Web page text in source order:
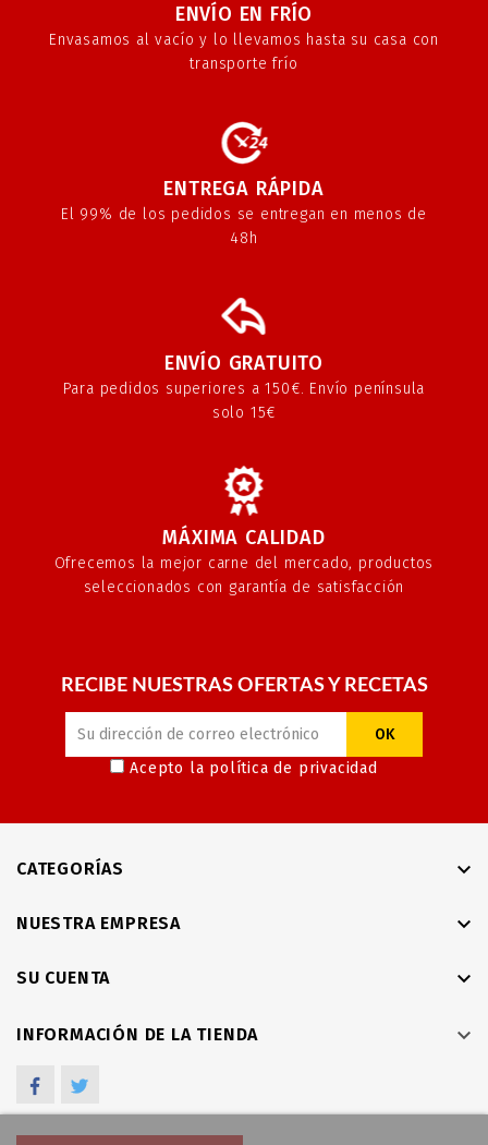
ENVÍO EN FRÍO
Envasamos al vacío y lo llevamos hasta su casa con
transporte frío
ENTREGA RÁPIDA
El 99% de los pedidos se entregan en menos de
48h
ENVÍO GRATUITO
Para pedidos superiores a 150€. Envío península
solo 15€
MÁXIMA CALIDAD
Ofrecemos la mejor carne del mercado, productos
seleccionados con garantía de satisfacción
RECIBE NUESTRAS OFERTAS Y RECETAS
Acepto la política de privacidad
CATEGORÍAS 
NUESTRA EMPRESA 
SU CUENTA 
INFORMACIÓN DE LA TIENDA 
Facebook